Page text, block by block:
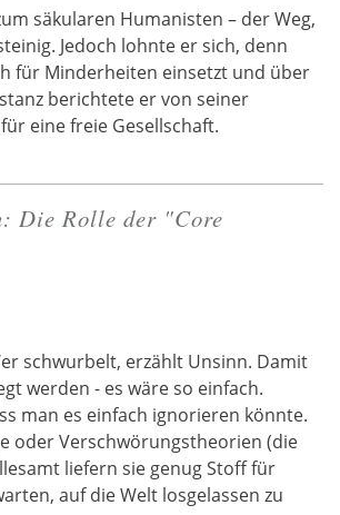
säkularen Humanisten – der Weg,
Jedoch lohnte er sich, denn
für Minderheiten einsetzt und über
berichtete er von seiner
eine freie Gesellschaft.
Die Rolle der "Core
schwurbelt, erzählt Unsinn. Damit
werden - es wäre so einfach.
man es einfach ignorieren könnte.
oder Verschwörungstheorien (die
liefern sie genug Stoff für
auf die Welt losgelassen zu